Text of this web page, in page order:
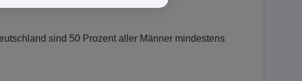
sind 50 Prozent aller Männer mindestens